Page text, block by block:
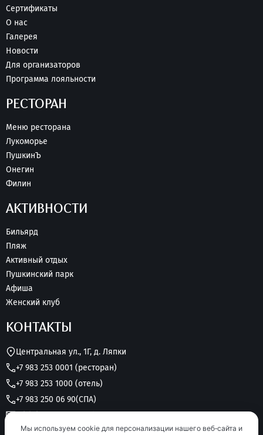
Мы используем cookie для персонализации нашего веб‑сайта и
Сертификаты
О нас
Галерея
Новости
Для организаторов
Программа лояльности
РЕСТОРАН
Меню ресторана
Лукоморье
ПушкинЪ
Онегин
Филин
АКТИВНОСТИ
Бильярд
Пляж
Активный отдых
Пушкинский парк
Афиша
Женский клуб
КОНТАКТЫ
Центральная ул., 1Г, д. Ляпки
+7 983 253 0001 (ресторан)
+7 983 253 1000 (отель)
+7 983 250 06 90(СПА)
Круглосуточно без выходных